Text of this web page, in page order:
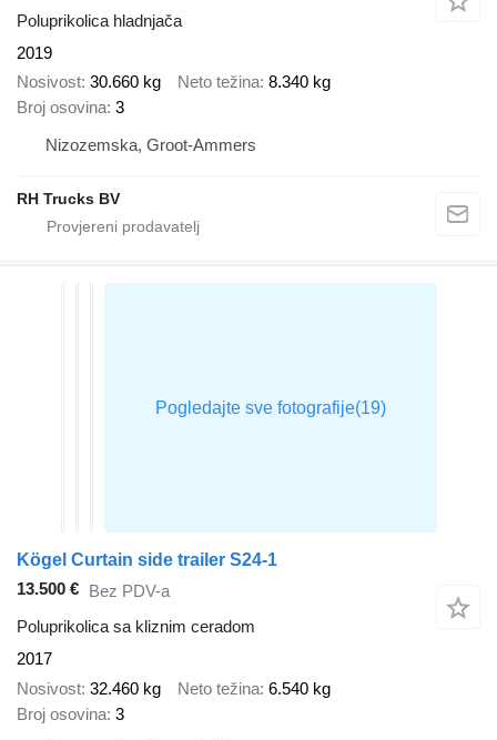
Poluprikolica hladnjača
2019
Nosivost 30.660 kg Neto težina 8.340 kg
Broj osovina 3
Nizozemska, Groot-Ammers
RH Trucks BV
Kögel Curtain side trailer S24-1
13.500 € Bez PDV-a
Poluprikolica sa kliznim ceradom
2017
Nosivost 32.460 kg Neto težina 6.540 kg
Broj osovina 3